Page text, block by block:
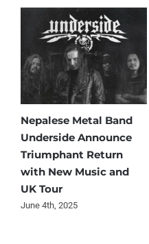
Nepalese Metal Band
Underside Announce
Triumphant Return
with New Music and
UK Tour
June 4th, 2025